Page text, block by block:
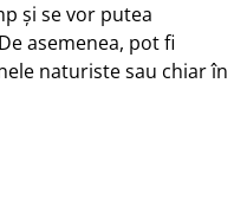
și se vor putea
asemenea, pot fi
naturiste sau chiar în